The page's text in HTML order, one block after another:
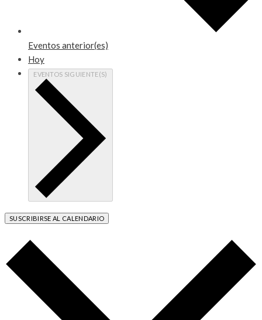
Eventos anterior(es)
Hoy
EVENTOS SIGUIENTE(S)
SUSCRIBIRSE AL CALENDARIO